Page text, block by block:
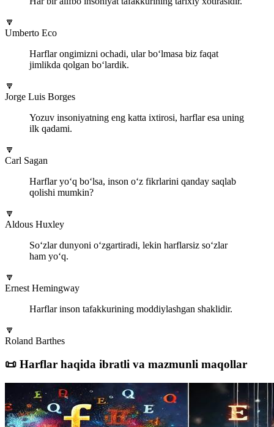
🔽
Umberto Eco
Harflar ongimizni ochadi, ular bo‘lmasa biz faqat
jimlikda qolgan bo‘lardik.
🔽
Jorge Luis Borges
Yozuv insoniyatning eng katta ixtirosi, harflar esa uning
ilk qadami.
🔽
Carl Sagan
Harflar yo‘q bo‘lsa, inson o‘z fikrlarini qanday saqlab
qolishi mumkin?
🔽
Aldous Huxley
So‘zlar dunyoni o‘zgartiradi, lekin harflarsiz so‘zlar
ham yo‘q.
🔽
Ernest Hemingway
Harflar inson tafakkurining moddiylashgan shaklidir.
🔽
Roland Barthes
📜 Harflar haqida ibratli va mazmunli maqollar